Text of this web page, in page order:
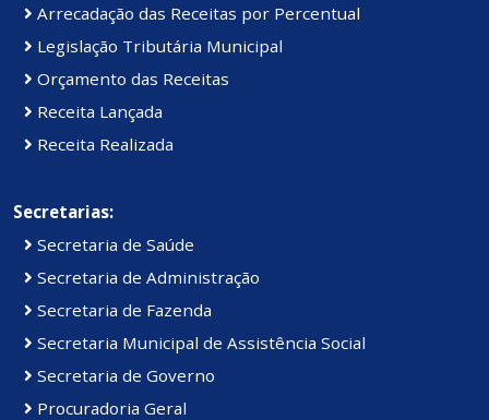
Arrecadação das Receitas por Percentual
Legislação Tributária Municipal
Orçamento das Receitas
Receita Lançada
Receita Realizada
Secretarias:
Secretaria de Saúde
Secretaria de Administração
Secretaria de Fazenda
Secretaria Municipal de Assistência Social
Secretaria de Governo
Procuradoria Geral